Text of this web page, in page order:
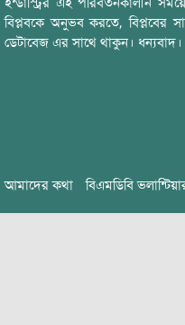
বিপ্লবকে অনুভব করতে, বিপ্লবের
ডেটাবেজ এর সাথে থাকুন। ধন্যবাদ।
আমাদের কথা বিএমডিবি